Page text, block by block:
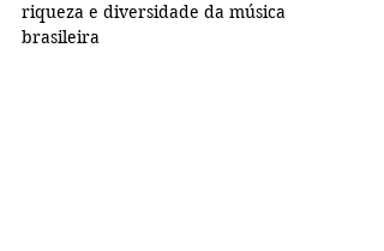
riqueza e diversidade da música
brasileira